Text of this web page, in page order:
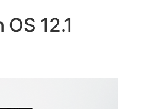
12.1